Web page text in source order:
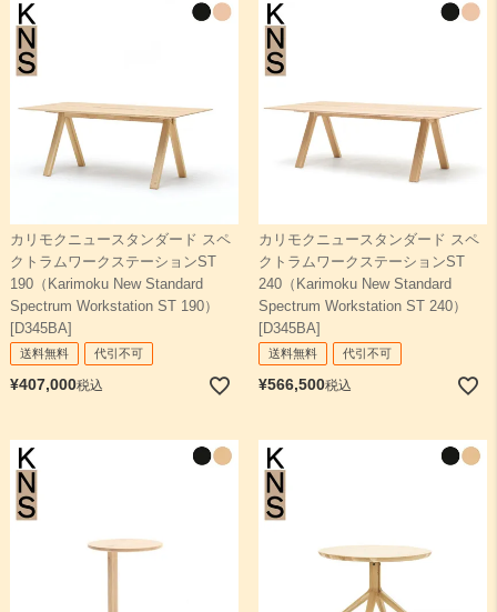
カリモクニュースタンダード スペ
クトラムワークステーションST
190（Karimoku New Standard
Spectrum Workstation ST 190）
[D345BA]
送料無料 代引不可
¥407,000税込
カリモクニュースタンダード スペ
クトラムワークステーションST
240（Karimoku New Standard
Spectrum Workstation ST 240）
[D345BA]
送料無料 代引不可
¥566,500税込